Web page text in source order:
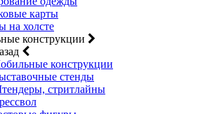
карты
на холсте
конструкции
конструкции
стенды
стритлайны